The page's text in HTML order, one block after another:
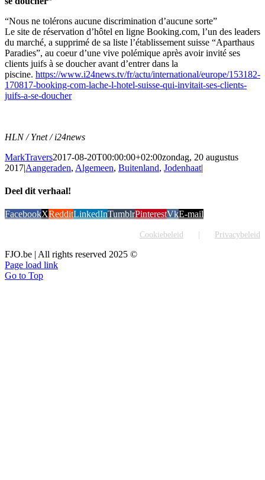
“Nous ne tolérons aucune discrimination d’aucune sorte”
Le site de réservation d’hôtel en ligne Booking.com, l’un des leaders
du marché, a supprimé de sa liste l’établissement suisse “Aparthaus
Paradies”, au coeur d’une vive polémique après avoir invité ses
clients juifs à se doucher avant d’entrer dans la
piscine. https://www.i24news.tv/fr/actu/international/europe/153182-
170817-booking-com-lache-l-hotel-suisse-qui-invitait-ses-clients-
juifs-a-se-doucher
HLN / Ynet / i24news
MarkTravers2017-08-20T00:00:00+02:00zondag, 20 augustus
2017|Aangeraden, Algemeen, Buitenland, Jodenhaat|
Deel dit verhaal!
FacebookXRedditLinkedInTumblrPinterestVkE-mail
Cookiebeleid Privacybeleid
FJO.be | All rights reserved 2025 ©
Page load link
Go to Top